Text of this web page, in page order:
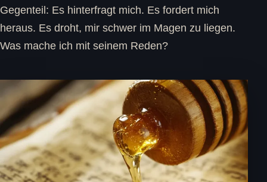
Gegenteil: Es hinterfragt mich. Es fordert mich
heraus. Es droht, mir schwer im Magen zu liegen.
Was mache ich mit seinem Reden?